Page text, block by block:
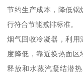
节约生产成本，降低锅
行符合节能减排标准。
烟气回收冷凝器，利用
度降低，靠近换热面
释放和水蒸汽凝结潜